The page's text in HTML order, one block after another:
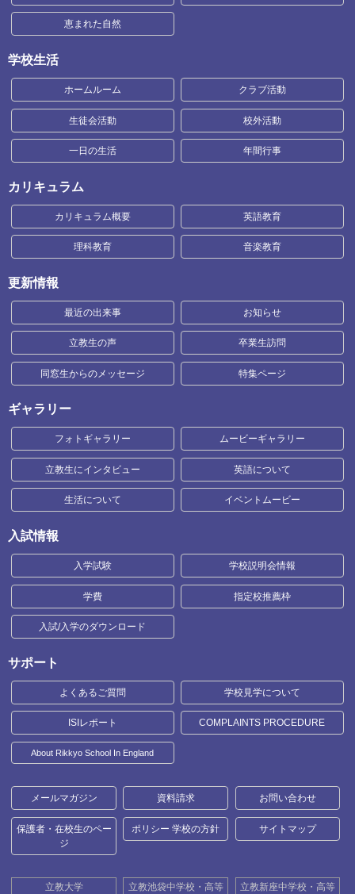
恵まれた自然
学校生活
ホームルーム クラブ活動
生徒会活動 校外活動
一日の生活 年間行事
カリキュラム
カリキュラム概要 英語教育
理科教育 音楽教育
更新情報
最近の出来事 お知らせ
立教生の声 卒業生訪問
同窓生からのメッセージ 特集ページ
ギャラリー
フォトギャラリー ムービーギャラリー
立教生にインタビュー 英語について
生活について イベントムービー
入試情報
入学試験 学校説明会情報
学費 指定校推薦枠
入試/入学のダウンロード
サポート
よくあるご質問 学校見学について
ISIレポート COMPLAINTS PROCEDURE
About Rikkyo School In England
メールマガジン 資料請求 お問い合わせ
保護者・在校生のペー
ジ
ポリシー 学校の方針 サイトマップ
立教大学 立教池袋中学校・高等 立教新座中学校・高等